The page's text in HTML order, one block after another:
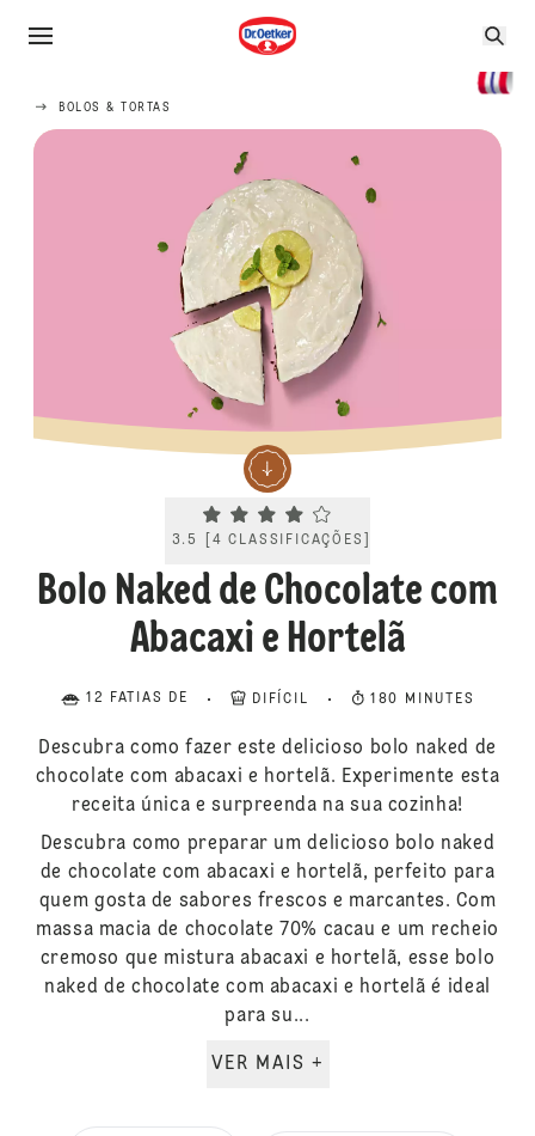
BOLOS & TORTAS
Current rating 3.5. Click to rate.
3.5 4 CLASSIFICAÇÕES
Bolo Naked de Chocolate com
Abacaxi e Hortelã
12 FATIAS DE DIFÍCIL 180 MINUTES
Descubra como fazer este delicioso bolo naked de
chocolate com abacaxi e hortelã. Experimente esta
receita única e surpreenda na sua cozinha!
Descubra como preparar um delicioso bolo naked
de chocolate com abacaxi e hortelã, perfeito para
quem gosta de sabores frescos e marcantes. Com
massa macia de chocolate 70% cacau e um recheio
cremoso que mistura abacaxi e hortelã, esse bolo
naked de chocolate com abacaxi e hortelã é ideal
para su...
VER MAIS +